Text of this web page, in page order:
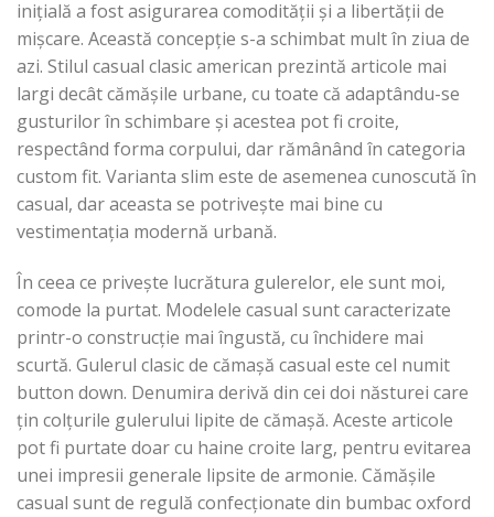
inițială a fost asigurarea comodității și a libertății de
mișcare. Această concepție s-a schimbat mult în ziua de
azi. Stilul casual clasic american prezintă articole mai
largi decât cămășile urbane, cu toate că adaptându-se
gusturilor în schimbare și acestea pot fi croite,
respectând forma corpului, dar rămânând în categoria
custom fit. Varianta slim este de asemenea cunoscută în
casual, dar aceasta se potrivește mai bine cu
vestimentația modernă urbană.
În ceea ce privește lucrătura gulerelor, ele sunt moi,
comode la purtat. Modelele casual sunt caracterizate
printr-o construcție mai îngustă, cu închidere mai
scurtă. Gulerul clasic de cămașă casual este cel numit
button down. Denumira derivă din cei doi năsturei care
țin colțurile gulerului lipite de cămașă. Aceste articole
pot fi purtate doar cu haine croite larg, pentru evitarea
unei impresii generale lipsite de armonie. Cămășile
casual sunt de regulă confecționate din bumbac oxford